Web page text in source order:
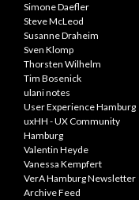
Simone Daefler
Steve McLeod
Susanne Draheim
Sven Klomp
Thorsten Wilhelm
Tim Bosenick
ulani notes
User Experience Hamburg
uxHH - UX Community
Hamburg
Valentin Heyde
Vanessa Kempfert
VerA Hamburg Newsletter
Archive Feed